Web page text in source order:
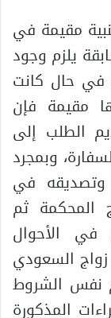
مقيمة في
يلزم وجود
في حال كانت
مقيمة فإن
الطلب إلى
وبمجرد
وتصديقه في
المحكمة ثم
في الأحوال
زواج السعودي
نفس الشروط
المذكورة